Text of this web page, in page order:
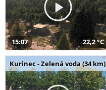
15:07 22,2 °C
Kurinec - Zelená voda (34 km)